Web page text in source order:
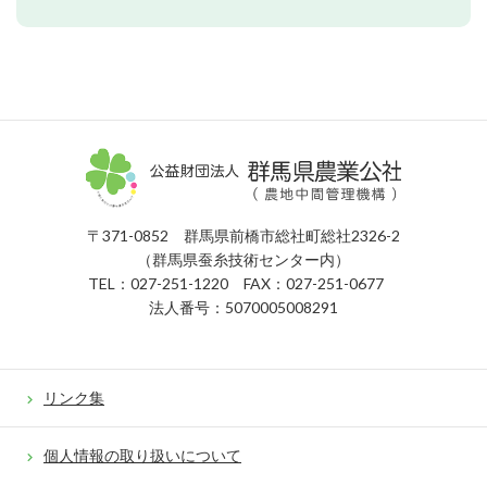
〒371-0852 群馬県前橋市総社町総社2326-2
（群馬県蚕糸技術センター内）
TEL：027-251-1220 FAX：027-251-0677
法人番号：5070005008291
リンク集
個人情報の取り扱いについて